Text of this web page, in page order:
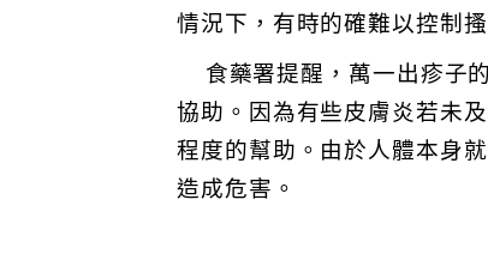
情況下，有時的確難以控制
食藥署提醒，萬一出疹子
協助。因為有些皮膚炎若未
程度的幫助。由於人體本身
造成危害。